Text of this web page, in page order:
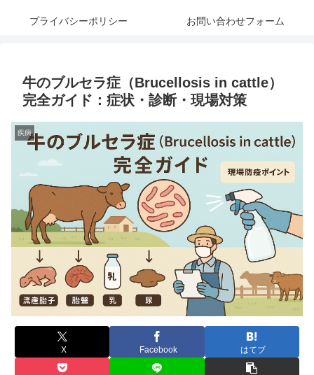
プライバシーポリシー お問い合わせフォーム
牛のブルセラ症（Brucellosis in cattle）
完全ガイド：症状・診断・現場対策
疾病
X Facebook はてブ